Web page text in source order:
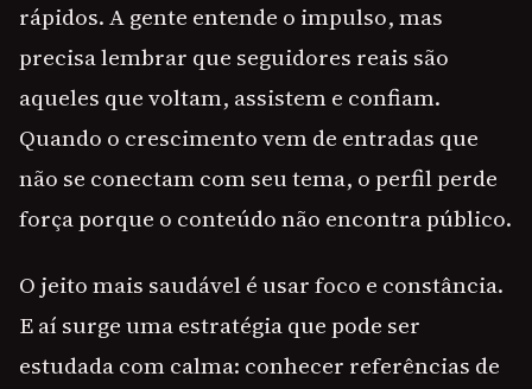
rápidos. A gente entende o impulso, mas
precisa lembrar que seguidores reais são
aqueles que voltam, assistem e confiam.
Quando o crescimento vem de entradas que
não se conectam com seu tema, o perfil perde
força porque o conteúdo não encontra público.
O jeito mais saudável é usar foco e constância.
E aí surge uma estratégia que pode ser
estudada com calma: conhecer referências de